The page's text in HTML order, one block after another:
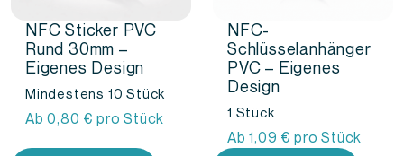
NFC Sticker PVC
Rund 30mm –
Eigenes Design
Mindestens 10 Stück
Ab0,80 € pro Stück
NFC-
Schlüsselanhänger
PVC – Eigenes
Design
1 Stück
Ab1,09 € pro Stück